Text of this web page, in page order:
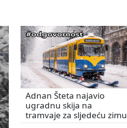
Adnan Šteta najavio
ugradnu skija na
tramvaje za sljedeću zimu